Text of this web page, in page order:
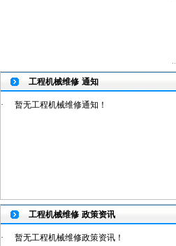
工程机械维修 通知
· 暂无工程机械维修通知！
工程机械维修 政策资讯
· 暂无工程机械维修政策资讯！